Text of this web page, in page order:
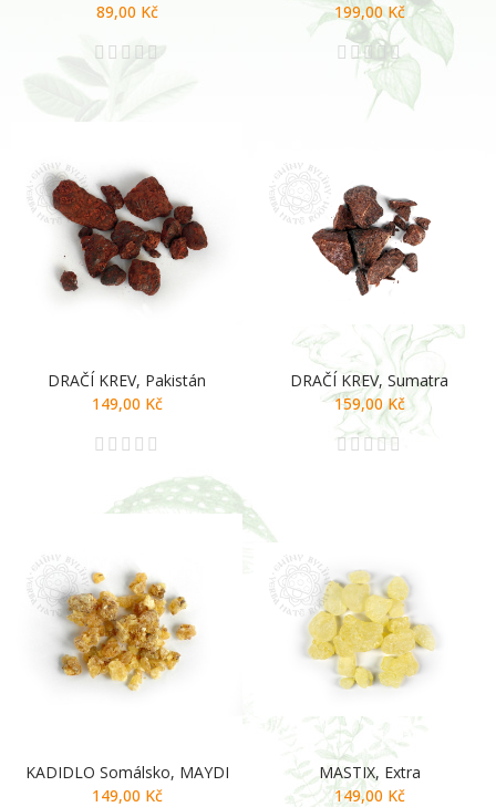
89,00 Kč
199,00 Kč
DRAČÍ KREV, Pakistán
149,00 Kč
DRAČÍ KREV, Sumatra
159,00 Kč
KADIDLO Somálsko, MAYDI
149,00 Kč
MASTIX, Extra
149,00 Kč